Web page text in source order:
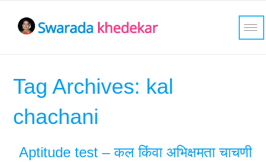
Tag Archives: kal
chachani
Aptitude test – कल किंवा अभिक्षमता चाचणी